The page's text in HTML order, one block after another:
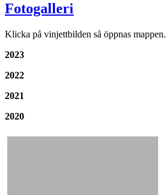
Fotogalleri
Klicka på vinjettbilden så öppnas mappen.
2023
2022
2021
2020